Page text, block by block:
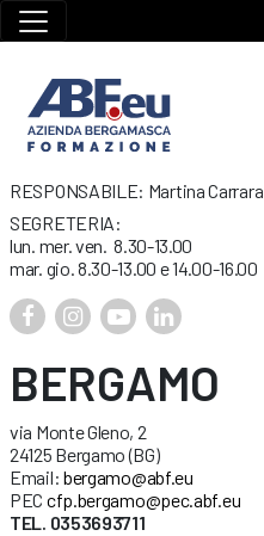
RESPONSABILE: Martina Carrara
SEGRETERIA:
lun. mer. ven. 8.30-13.00
mar. gio. 8.30-13.00 e 14.00-16.00
BERGAMO
via Monte Gleno, 2
24125 Bergamo (BG)
Email: bergamo@abf.eu
PEC cfp.bergamo@pec.abf.eu
TEL. 0353693711